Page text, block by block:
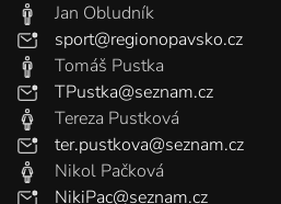
Jan Obludník
sport@regionopavsko.cz
Tomáš Pustka
TPustka@seznam.cz
Tereza Pustková
ter.pustkova@seznam.cz
Nikol Pačková
NikiPac@seznam.cz